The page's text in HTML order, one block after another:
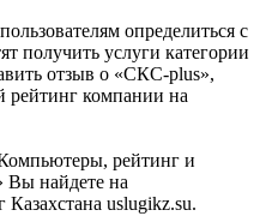
определиться с
получить услуги категории
отзыв о «СКС-plus»,
рейтинг компании на
рейтинг и
Вы найдете на
uslugikz.su.